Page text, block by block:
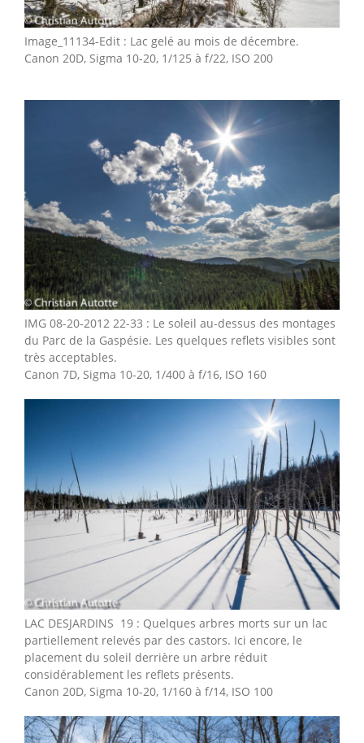
Image_11134-Edit : Lac gelé au mois de décembre.
Canon 20D, Sigma 10-20, 1/125 à f/22, ISO 200
IMG 08-20-2012 22-33 : Le soleil au-dessus des montages
du Parc de la Gaspésie. Les quelques reflets visibles sont
très acceptables.
Canon 7D, Sigma 10-20, 1/400 à f/16, ISO 160
LAC DESJARDINS 19 : Quelques arbres morts sur un lac
partiellement relevés par des castors. Ici encore, le
placement du soleil derrière un arbre réduit
considérablement les reflets présents.
Canon 20D, Sigma 10-20, 1/160 à f/14, ISO 100